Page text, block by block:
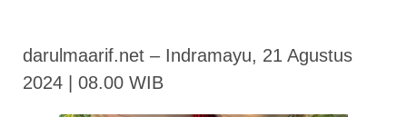
darulmaarif.net – Indramayu, 21 Agustus
2024 | 08.00 WIB